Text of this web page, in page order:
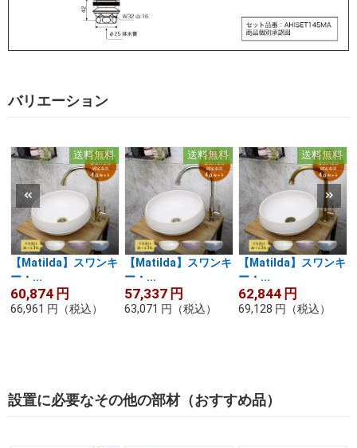
バリエーション
送料無料
【Matilda】スワンキ
ー・...
60,874 円
66,961 円 （税込）
送料無料
【Matilda】スワンキ
ー・...
57,337 円
63,071 円 （税込）
送料無料
【Matilda】スワンキ
ー・...
62,844 円
69,128 円 （税込）
設置に必要なその他の部材（おすすめ品）